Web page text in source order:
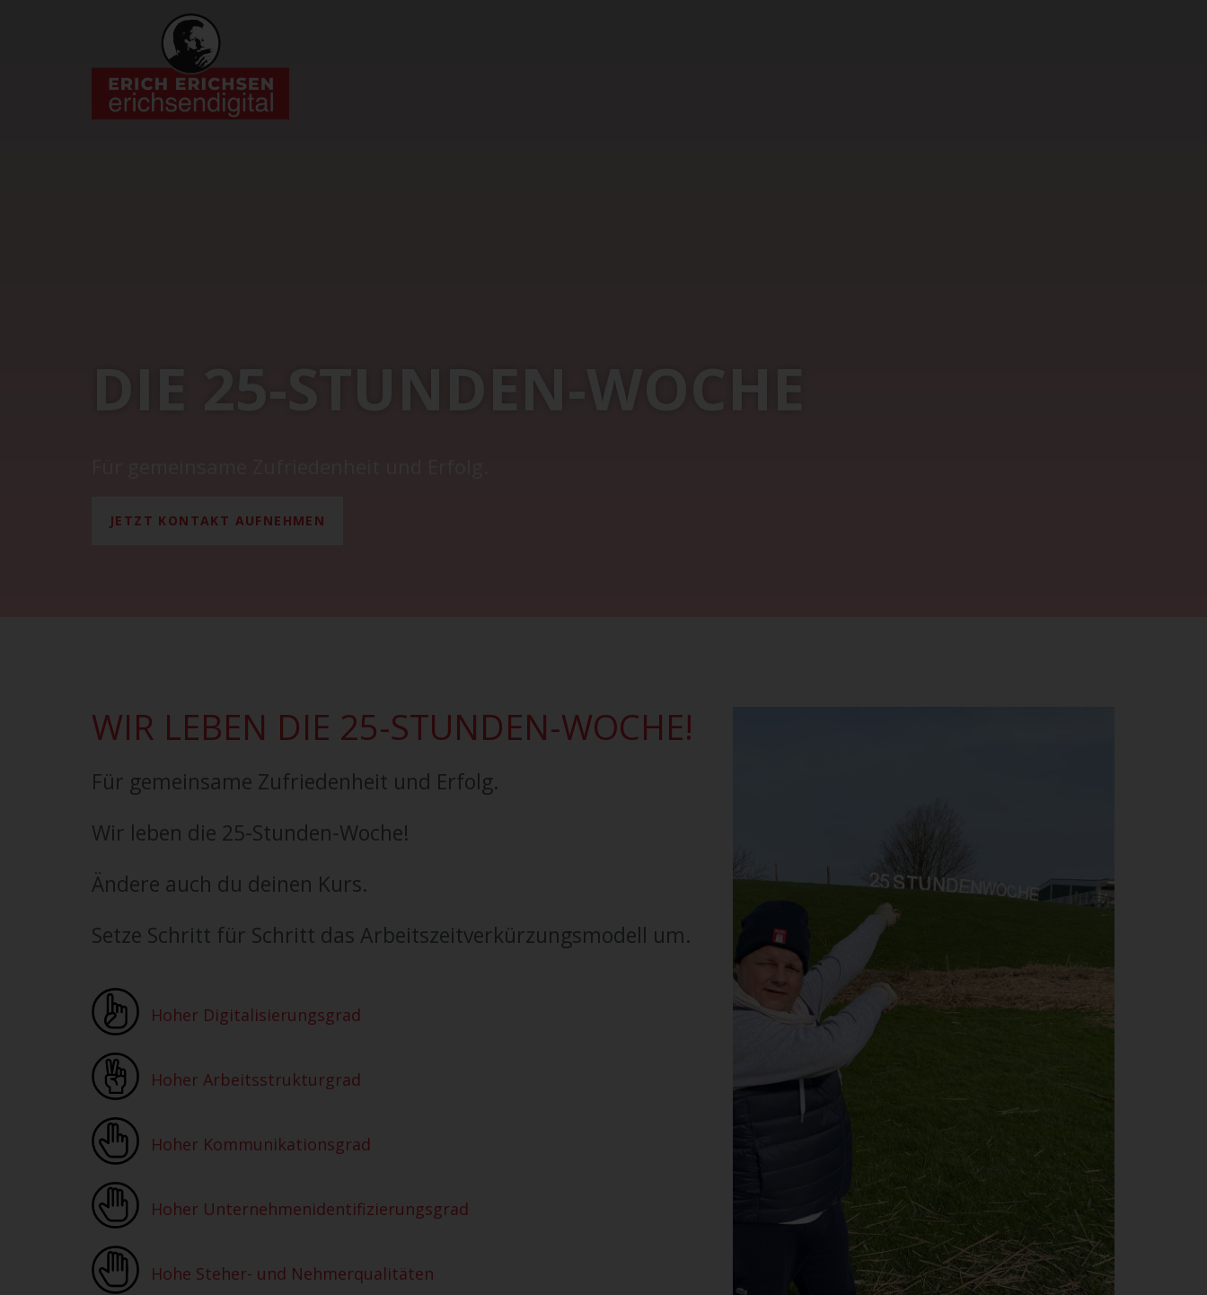
DIE 25-STUNDEN-WOCHE
JETZT KONTAKT AUFNEHMEN
WIR LEBEN DIE 25-STUNDEN-WOCHE!
Für gemeinsame Zufriedenheit und Erfolg.
Wir leben die 25-Stunden-Woche!
Ändere auch du deinen Kurs.
Setze Schritt für Schritt das Arbeitszeitverkürzungsmodell um.
Hoher Digitalisierungsgrad
Hoher Arbeitsstrukturgrad
Hoher Kommunikationsgrad
Hoher Unternehmenidentifizierungsgrad
Hohe Steher- und Nehmerqualitäten